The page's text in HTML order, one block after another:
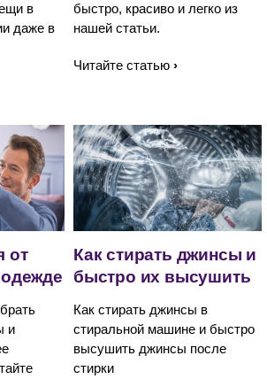
в
даже в
быстро, красиво и легко из
нашей статьи.
Читайте статью
от
одежде
и
Как стирать джинсы и
быстро их высушить
Как стирать джинсы в
стиральной машине и быстро
высушить джинсы после
стирки